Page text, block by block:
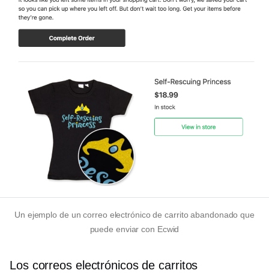
Un ejemplo de un correo electrónico de carrito abandonado que
puede enviar con Ecwid
Los correos electrónicos de carritos